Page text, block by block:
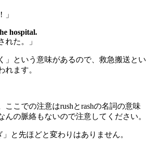
」
hospital.
れた。」
」という意味があるので、救急搬送とい
れます。
ここでの注意はrushとrashの名詞の意味
んの脈絡もないので注意してください。
と先ほどと変わりはありません。